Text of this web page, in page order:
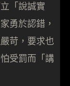
「說誠實
勇於認錯，
苛，要求也
受罰而「講